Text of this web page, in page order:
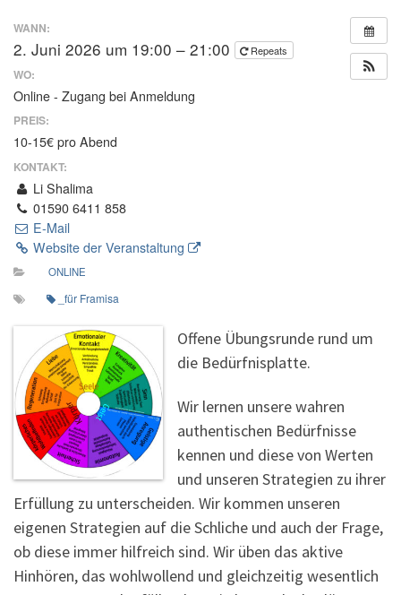
WANN:
2. Juni 2026 um 19:00 – 21:00 Repeats
WO:
Online - Zugang bei Anmeldung
PREIS:
10-15€ pro Abend
KONTAKT:
Li Shalima
01590 6411 858
E-Mail
Website der Veranstaltung
ONLINE
_für Framisa
Offene Übungsrunde rund um
die Bedürfnisplatte.
Wir lernen unsere wahren
authentischen Bedürfnisse
kennen und diese von Werten
und unseren Strategien zu ihrer
Erfüllung zu unterscheiden. Wir kommen unseren
eigenen Strategien auf die Schliche und auch der Frage,
ob diese immer hilfreich sind. Wir üben das aktive
Hinhören, das wohlwollend und gleichzeitig wesentlich